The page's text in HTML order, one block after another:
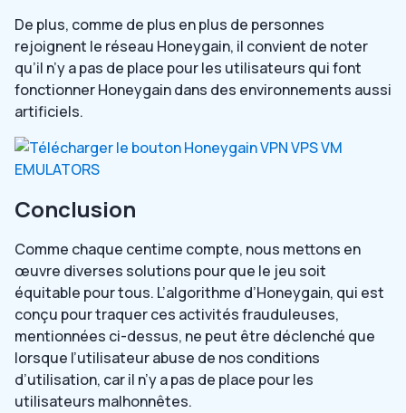
De plus, comme de plus en plus de personnes
rejoignent le réseau Honeygain, il convient de noter
qu’il n’y a pas de place pour les utilisateurs qui font
fonctionner Honeygain dans des environnements aussi
artificiels.
Conclusion
Comme chaque centime compte, nous mettons en
œuvre diverses solutions pour que le jeu soit
équitable pour tous. L’algorithme d’Honeygain, qui est
conçu pour traquer ces activités frauduleuses,
mentionnées ci-dessus, ne peut être déclenché que
lorsque l’utilisateur abuse de nos conditions
d’utilisation, car il n’y a pas de place pour les
utilisateurs malhonnêtes.